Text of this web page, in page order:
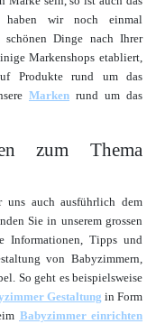
haben wir noch einmal
Dinge nach Ihrer
Markenshops etabliert,
Produkte rund um das
Marken rund um das
zum Thema
uns auch ausführlich dem
Sie in unserem grossen
Informationen, Tipps und
von Babyzimmern,
So geht es beispielsweise
Gestaltung in Form
Babyzimmer einrichten